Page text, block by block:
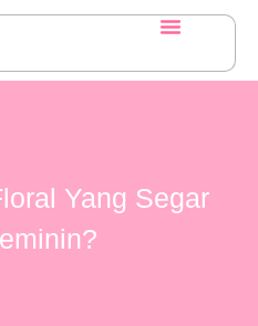
Yang Segar